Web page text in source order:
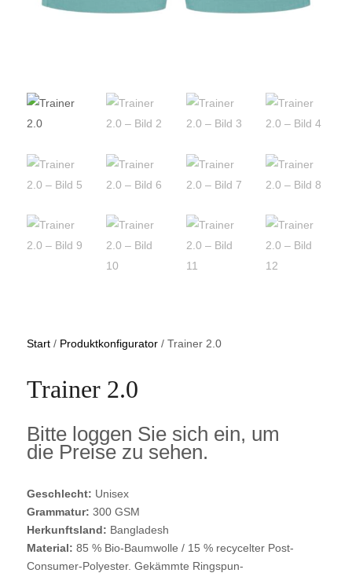
Start/ Produktkonfigurator/ Trainer 2.0
Trainer 2.0
Bitte loggen Sie sich ein, um
die Preise zu sehen.
Geschlecht: Unisex
Grammatur: 300 GSM
Herkunftsland: Bangladesh
Material: 85 % Bio-Baumwolle / 15 % recycelter Post-
Consumer-Polyester. Gekämmte Ringspun-